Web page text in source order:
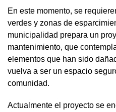
En este momento, se
verdes y zonas de
municipalidad prepara un
mantenimiento, que
elementos que han sido
vuelva a ser un espacio
comunidad.
Actualmente el proyecto se